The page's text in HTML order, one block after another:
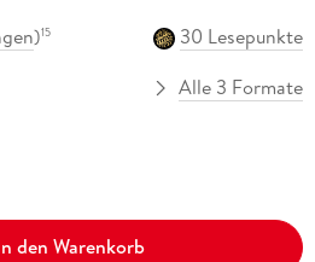
)15
30 Lesepunkte
Alle 3 Formate
den Warenkorb